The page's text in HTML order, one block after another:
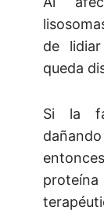
de
queda
Si la